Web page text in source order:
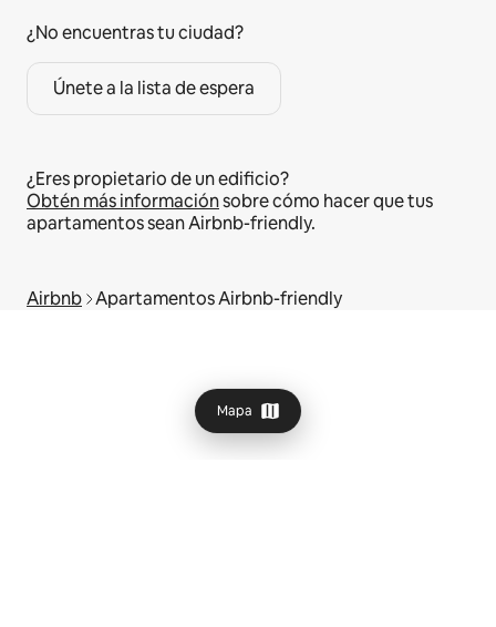
Mapa
¿No encuentras tu ciudad?
Únete a la lista de espera
¿Eres propietario de un edificio?
Obtén más informaciónsobre cómo hacer que tus
apartamentos sean Airbnb-friendly.
Airbnb Apartamentos Airbnb-friendly